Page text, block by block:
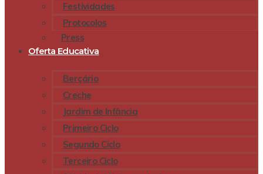
Festividades
Protocolos
Press
Oferta Educativa
Berçário
Creche
Jardim de Infância
Primeiro Ciclo
Segundo Ciclo
Terceiro Ciclo